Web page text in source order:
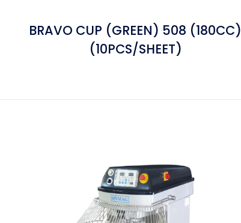
BRAVO CUP (GREEN) 508 (180CC)
(10PCS/SHEET)